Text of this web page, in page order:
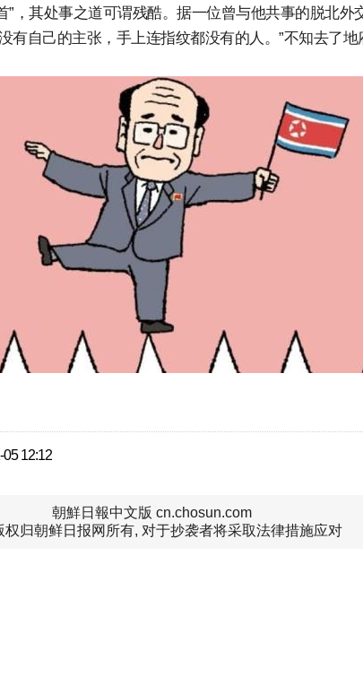
”，其处事之道可谓残酷。据一位曾与他共事的脱北外
有自己的主张，手上连指纹都没有的人。”不知去了
12:12
朝鮮日報中文版 cn.chosun.com
权归朝鲜日报网所有, 对于抄袭者将采取法律措施应对